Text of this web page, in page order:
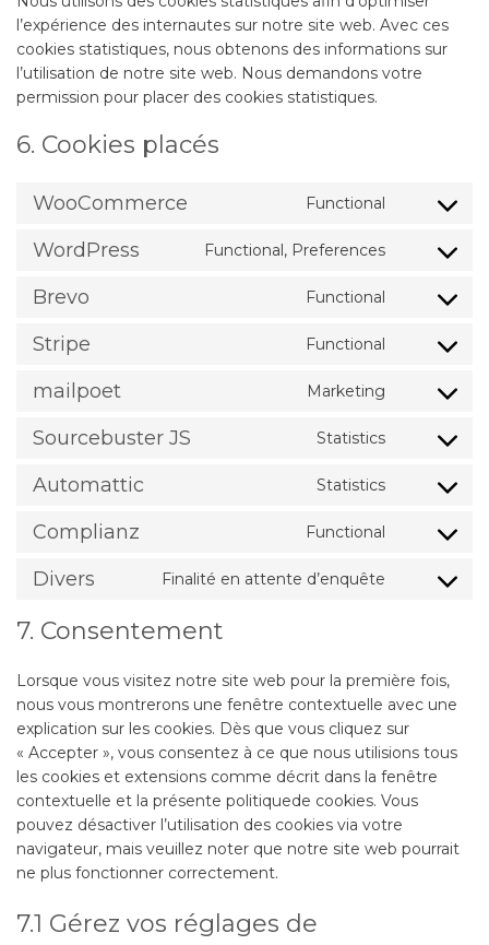
l’expérience des internautes sur notre site web. Avec ces
cookies statistiques, nous obtenons des informations sur
l’utilisation de notre site web. Nous demandons votre
permission pour placer des cookies statistiques.
6. Cookies placés
WooCommerce Functional
Consent
service
WordPress Functional, Preferences
Consent
service
Brevo Functional
Consent
service
Stripe Functional
Consent
service
mailpoet Marketing
Consent
service
Sourcebuster JS Statistics
Consent
service
Automattic Statistics
Consent
service
Complianz Functional
Consent
service
Divers Finalité en attente d’enquête
Consent
7. Consentement
Lorsque vous visitez notre site web pour la première fois,
nous vous montrerons une fenêtre contextuelle avec une
explication sur les cookies. Dès que vous cliquez sur
« Accepter », vous consentez à ce que nous utilisions tous
les cookies et extensions comme décrit dans la fenêtre
contextuelle et la présente politiquede cookies. Vous
pouvez désactiver l’utilisation des cookies via votre
navigateur, mais veuillez noter que notre site web pourrait
ne plus fonctionner correctement.
7.1 Gérez vos réglages de